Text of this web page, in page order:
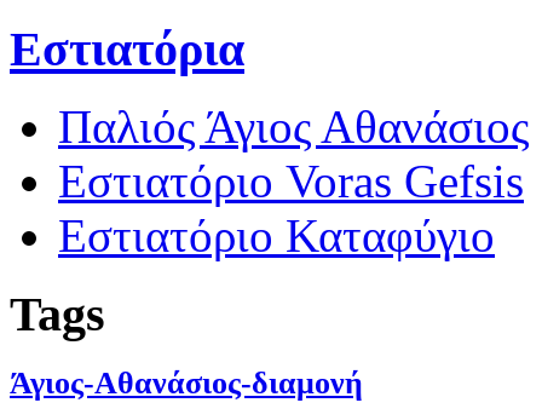
Εστιατόρια
Παλιός Άγιος Αθανάσιος
Εστιατόριο Voras Gefsis
Εστιατόριο Καταφύγιο
Tags
Άγιος-Αθανάσιος-διαμονή